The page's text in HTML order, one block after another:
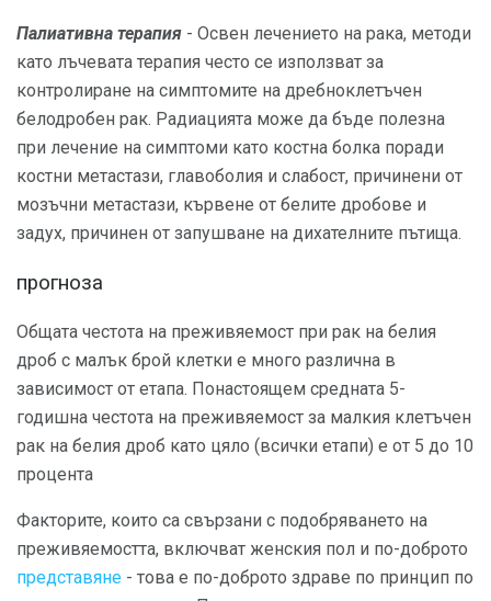
Палиативна терапия - Освен лечението на рака, методи
като лъчевата терапия често се използват за
контролиране на симптомите на дребноклетъчен
белодробен рак. Радиацията може да бъде полезна
при лечение на симптоми като костна болка поради
костни метастази, главоболия и слабост, причинени от
мозъчни метастази, кървене от белите дробове и
задух, причинен от запушване на дихателните пътища.
прогноза
Общата честота на преживяемост при рак на белия
дроб с малък брой клетки е много различна в
зависимост от етапа. Понастоящем средната 5-
годишна честота на преживяемост за малкия клетъчен
рак на белия дроб като цяло (всички етапи) е от 5 до 10
процента
Факторите, които са свързани с подобряването на
преживяемостта, включват женския пол и по-доброто
представяне - това е по-доброто здраве по принцип по